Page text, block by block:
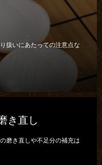
扱いにあたっての注意点な
き直し
磨き直しや不足分の補充は